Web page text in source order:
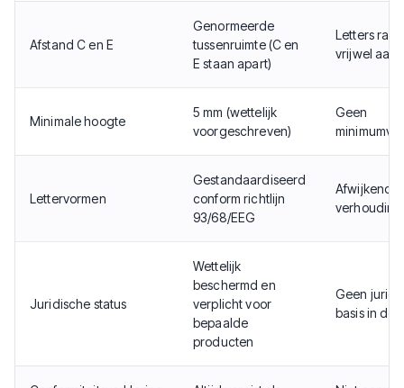
Afstand C en E
Genormeerde
tussenruimte (C en
E staan apart)
Letters
vrijwel aan
Minimale hoogte
5 mm (wettelijk
voorgeschreven)
Geen
Lettervormen
Gestandaardiseerd
conform richtlijn
93/68/EEG
Afwijkende
Juridische status
Wettelijk
beschermd en
verplicht voor
bepaalde
producten
Geen
basis in de